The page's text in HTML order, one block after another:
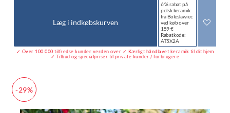
Læg i indkøbskurven
6 % rabat på
polsk keramik
fra Bolesławiec
ved køb over
159 €
Rabatkode:
AT5X2A
✓ Over 100.000 tilfredse kunder verden over ✓ Kærligt håndlavet keramik til dit hjem
✓ Tilbud og specialpriser til private kunder / forbrugere
-29%